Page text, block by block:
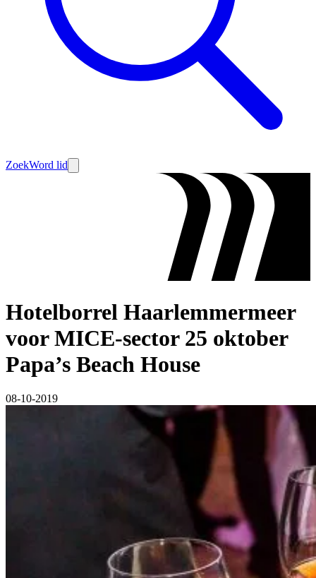
ZoekWord lid
Hotelborrel Haarlemmermeer
voor MICE-sector 25 oktober
Papa’s Beach House
08-10-2019